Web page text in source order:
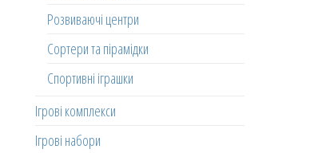
Розвиваючі центри
Сортери та пірамідки
Спортивні іграшки
Ігрові комплекси
Ігрові набори